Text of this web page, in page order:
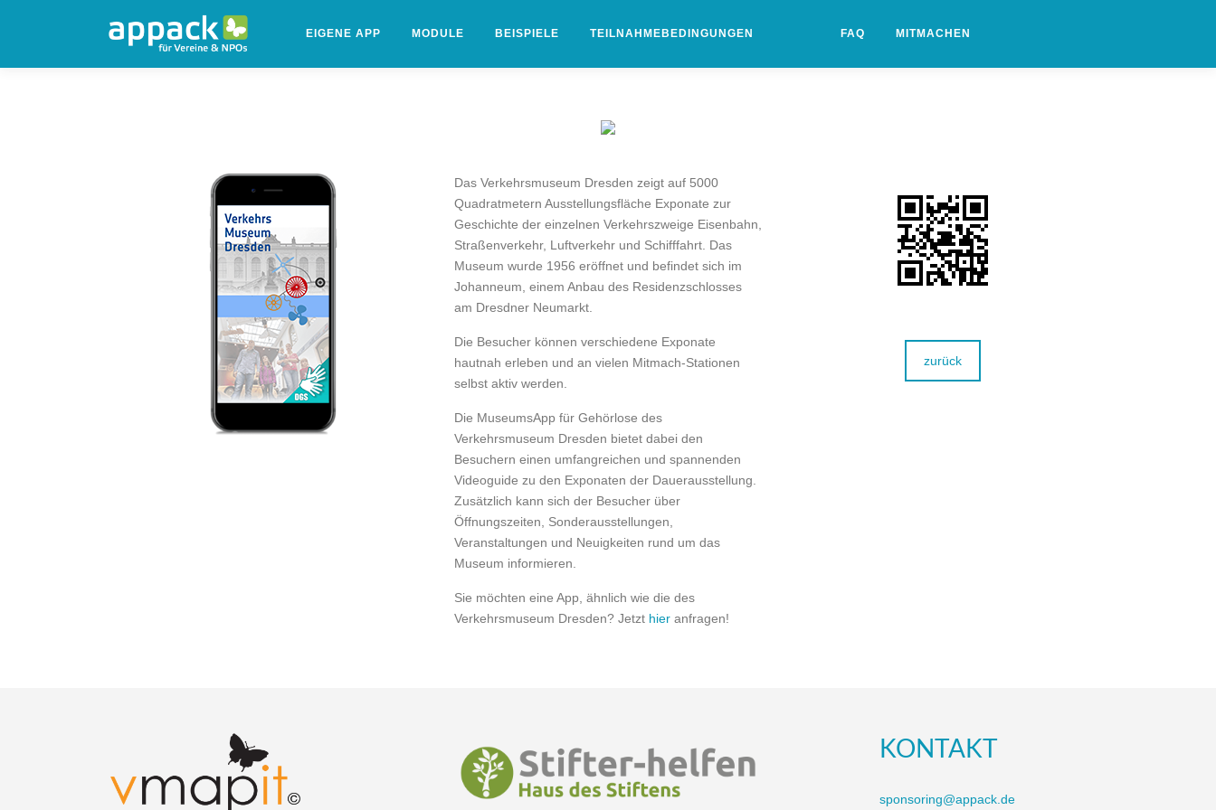
EIGENE APP MODULE BEISPIELE TEILNAHMEBEDINGUNGEN FAQ MITMACHEN
Das Verkehrsmuseum Dresden zeigt auf 5000
Quadratmetern Ausstellungsfläche Exponate zur
Geschichte der einzelnen Verkehrszweige Eisenbahn,
Straßenverkehr, Luftverkehr und Schifffahrt. Das
Museum wurde 1956 eröffnet und befindet sich im
Johanneum, einem Anbau des Residenzschlosses
am Dresdner Neumarkt.
Die Besucher können verschiedene Exponate
hautnah erleben und an vielen Mitmach-Stationen
selbst aktiv werden.
Die MuseumsApp für Gehörlose des
Verkehrsmuseum Dresden bietet dabei den
Besuchern einen umfangreichen und spannenden
Videoguide zu den Exponaten der Dauerausstellung.
Zusätzlich kann sich der Besucher über
Öffnungszeiten, Sonderausstellungen,
Veranstaltungen und Neuigkeiten rund um das
Museum informieren.
Sie möchten eine App, ähnlich wie die des
Verkehrsmuseum Dresden? Jetzt hier anfragen!
zurück
KONTAKT
sponsoring@appack.de